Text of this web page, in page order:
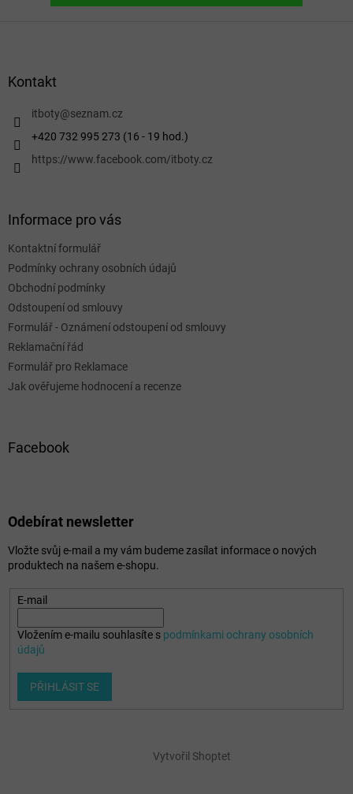
Kontakt
itboty@seznam.cz
+420 732 995 273 (16 - 19 hod.)
https://www.facebook.com/itboty.cz
Informace pro vás
Kontaktní formulář
Podmínky ochrany osobních údajů
Obchodní podmínky
Odstoupení od smlouvy
Formulář - Oznámení odstoupení od smlouvy
Reklamační řád
Formulář pro Reklamace
Jak ověřujeme hodnocení a recenze
Facebook
Odebírat newsletter
Vložte svůj e-mail a my vám budeme zasílat informace o nových
produktech na našem e-shopu.
E-mail
Vložením e-mailu souhlasíte s podmínkami ochrany osobních
údajů
PŘIHLÁSIT SE
Vytvořil Shoptet